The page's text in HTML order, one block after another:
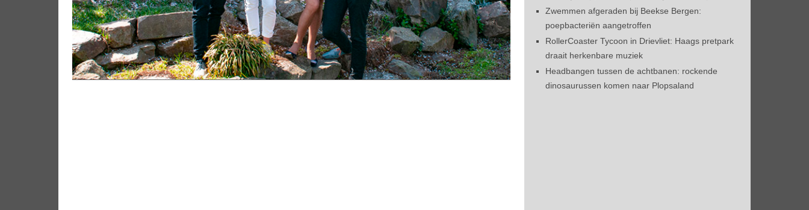
Zwemmen afgeraden bij Beekse Bergen:
poepbacteriën aangetroffen
RollerCoaster Tycoon in Drievliet: Haags pretpark
draait herkenbare muziek
Headbangen tussen de achtbanen: rockende
dinosaurussen komen naar Plopsaland